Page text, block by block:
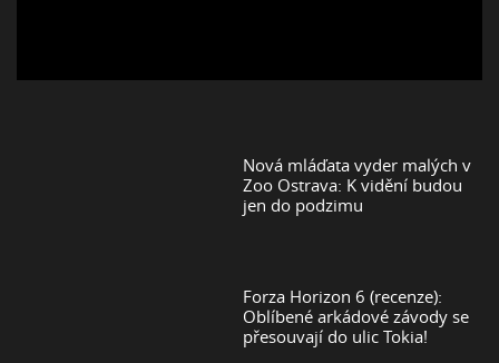
Nová mláďata vyder malých v
Zoo Ostrava: K vidění budou
jen do podzimu
Forza Horizon 6 (recenze):
Oblíbené arkádové závody se
přesouvají do ulic Tokia!